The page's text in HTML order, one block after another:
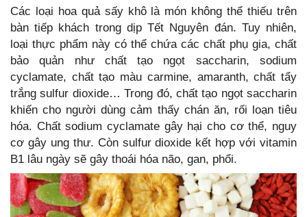
Các loại hoa quả sấy khô là món không thể thiếu trên
bàn tiếp khách trong dịp Tết Nguyên đán. Tuy nhiên,
loại thực phẩm này có thể chứa các chất phụ gia, chất
bảo quản như chất tạo ngọt saccharin, sodium
cyclamate, chất tạo màu carmine, amaranth, chất tẩy
trắng sulfur dioxide… Trong đó, chất tạo ngọt saccharin
khiến cho người dùng cảm thấy chán ăn, rối loạn tiêu
hóa. Chất sodium cyclamate gây hại cho cơ thể, nguy
cơ gây ung thư. Còn sulfur dioxide kết hợp với vitamin
B1 lâu ngày sẽ gây thoái hóa não, gan, phổi.